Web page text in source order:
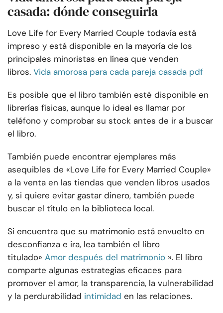
casada: dónde conseguirla
Love Life for Every Married Couple todavía está
impreso y está disponible en la mayoría de los
principales minoristas en línea que venden
libros. Vida amorosa para cada pareja casada pdf
Es posible que el libro también esté disponible en
librerías físicas, aunque lo ideal es llamar por
teléfono y comprobar su stock antes de ir a buscar
el libro.
También puede encontrar ejemplares más
asequibles de «Love Life for Every Married Couple»
a la venta en las tiendas que venden libros usados
y, si quiere evitar gastar dinero, también puede
buscar el título en la biblioteca local.
Si encuentra que su matrimonio está envuelto en
desconfianza e ira, lea también el libro
titulado» Amor después del matrimonio ». El libro
comparte algunas estrategias eficaces para
promover el amor, la transparencia, la vulnerabilidad
y la perdurabilidad intimidad en las relaciones.